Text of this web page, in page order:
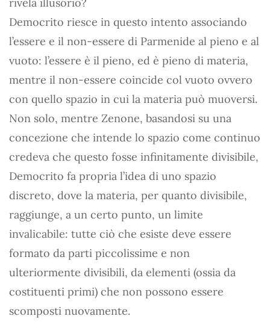
Democrito riesce in questo intento associando
l’essere e il non-essere di Parmenide al pieno e al
vuoto: l’essere è il pieno, ed è pieno di materia,
mentre il non-essere coincide col vuoto ovvero
con quello spazio in cui la materia può muoversi.
Non solo, mentre Zenone, basandosi su una
concezione che intende lo spazio come continuo
credeva che questo fosse infinitamente divisibile,
Democrito fa propria l’idea di uno spazio
discreto, dove la materia, per quanto divisibile,
raggiunge, a un certo punto, un limite
invalicabile: tutte ciò che esiste deve essere
formato da parti piccolissime e non
ulteriormente divisibili, da elementi (ossia da
costituenti primi) che non possono essere
scomposti nuovamente.